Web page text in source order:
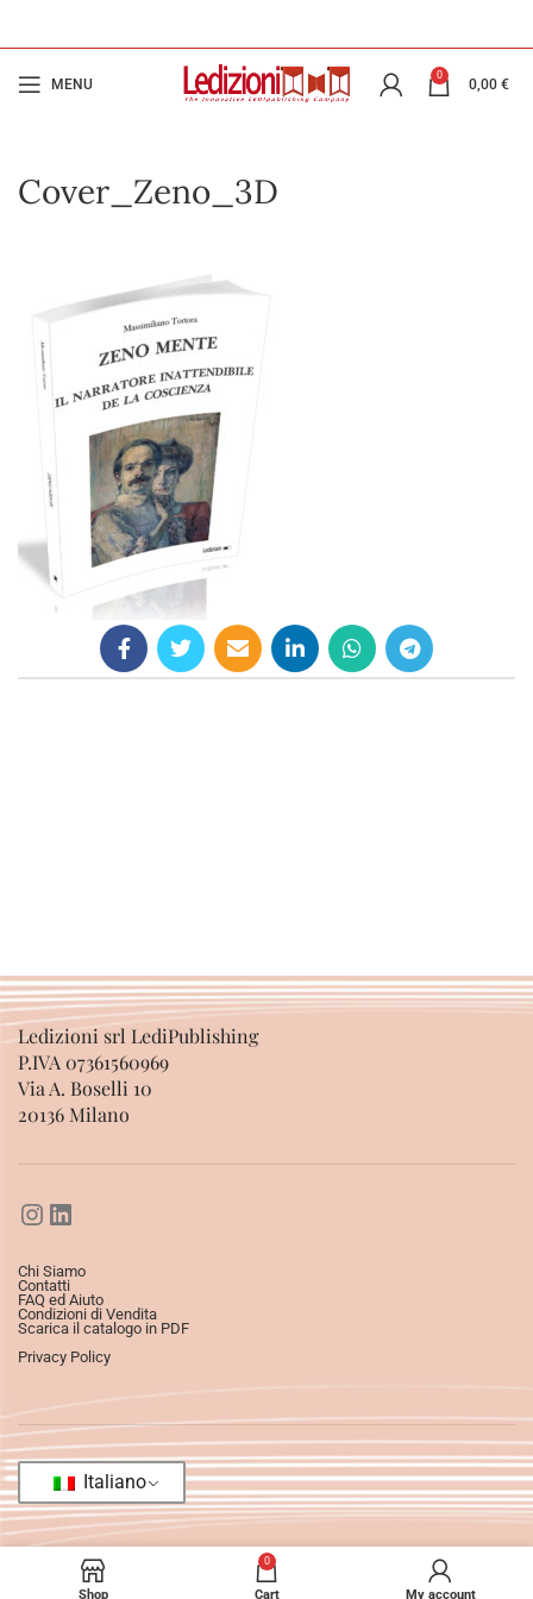
MENU
0
0,00 €
Cover_Zeno_3D
Ledizioni srl LediPublishing
P.IVA 07361560969
Via A. Boselli 10
20136 Milano
Chi Siamo
Contatti
FAQ ed Aiuto
Condizioni di Vendita
Scarica il catalogo in PDF
Privacy Policy
Italiano
Shop
0
Cart My account